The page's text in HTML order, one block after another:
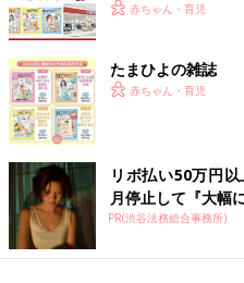
赤ちゃん・育児
たまひよの雑誌
赤ちゃん・育児
リボ払い50万円
月停止して『大幅
PR(渋谷法務総合事務所)